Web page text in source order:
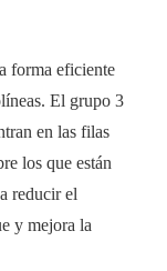
forma eficiente
El grupo 3
en las filas
los que están
reducir el
y mejora la